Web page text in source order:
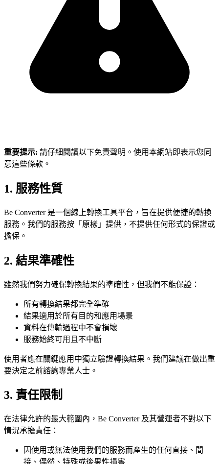
重要提示: 請仔細閱讀以下免責聲明。使用本網站即表示您同
意這些條款。
1. 服務性質
Be Converter 是一個線上轉換工具平台，旨在提供便捷的轉換
服務。我們的服務按「原樣」提供，不提供任何形式的保證或
擔保。
2. 結果準確性
雖然我們努力確保轉換結果的準確性，但我們不能保證：
所有轉換結果都完全準確
結果適用於所有目的和應用場景
資料在傳輸過程中不會損壞
服務始終可用且不中斷
使用者應在關鍵應用中獨立驗證轉換結果。我們建議在做出重
要決定之前諮詢專業人士。
3. 責任限制
在法律允許的最大範圍內，Be Converter 及其營運者不對以下
情況承擔責任：
因使用或無法使用我們的服務而產生的任何直接、間
接、偶然、特殊或後果性損害